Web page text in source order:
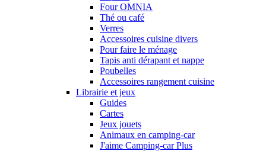
Four OMNIA
Thé ou café
Verres
Accessoires cuisine divers
Pour faire le ménage
Tapis anti dérapant et nappe
Poubelles
Accessoires rangement cuisine
Librairie et jeux
Guides
Cartes
Jeux jouets
Animaux en camping-car
J'aime Camping-car Plus